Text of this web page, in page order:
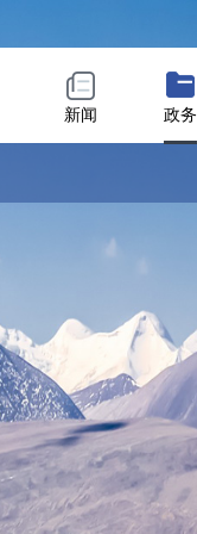
新闻 政务